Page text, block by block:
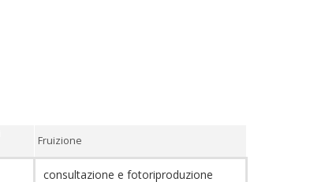
Fruizione
consultazione e fotoriproduzione